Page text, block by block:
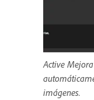
Active
imágenes.